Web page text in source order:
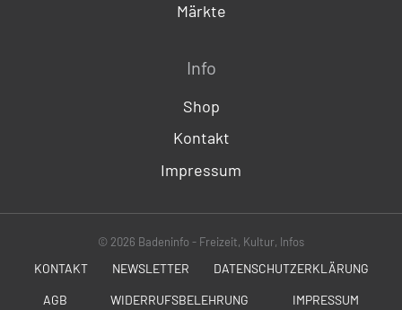
Märkte
Info
Shop
Kontakt
Impressum
© 2026 Badeninfo - Freizeit, Kultur, Infos
KONTAKT NEWSLETTER DATENSCHUTZERKLÄRUNG
AGB WIDERRUFSBELEHRUNG IMPRESSUM